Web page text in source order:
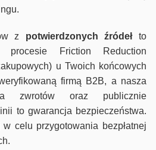
z potwierdzonych źródełto
Friction Reduction
u Twoich końcowych
firmą B2B, a nasza
zwrotów oraz publicznie
to gwarancja bezpieczeństwa.
w celu przygotowania bezpłatnej